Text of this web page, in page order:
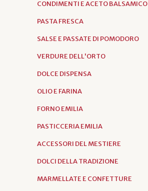
CONDIMENTI E ACETO BALSAMICO
PASTA FRESCA
SALSE E PASSATE DI POMODORO
VERDURE DELL'ORTO
DOLCE DISPENSA
OLIO E FARINA
FORNO EMILIA
PASTICCERIA EMILIA
ACCESSORI DEL MESTIERE
DOLCI DELLA TRADIZIONE
MARMELLATE E CONFETTURE